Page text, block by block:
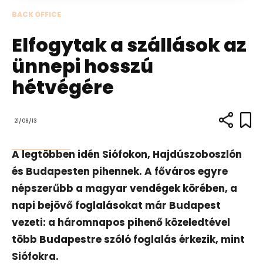
BACK OFFICE
Elfogytak a szállások az
ünnepi hosszú
hétvégére
21/08/13
A legtöbben idén Siófokon, Hajdúszoboszlón
és Budapesten pihennek. A főváros egyre
népszerűbb a magyar vendégek körében, a
napi bejövő foglalásokat már Budapest
vezeti: a háromnapos pihenő közeledtével
több Budapestre szóló foglalás érkezik, mint
Siófokra.